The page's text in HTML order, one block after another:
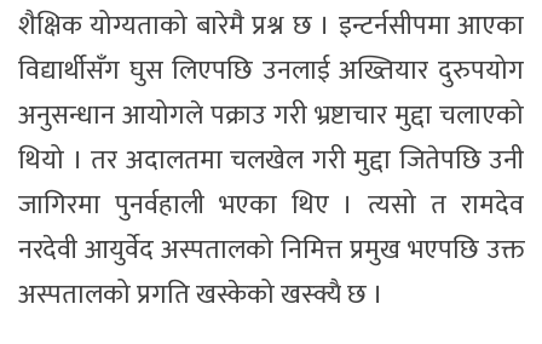
शैक्षिक योग्यताको बारेमै प्रश्न छ । इन्टर्नसीपमा आएका
विद्यार्थीसँग घुस लिएपछि उनलाई अख्तियार दुरुपयोग
अनुसन्धान आयोगले पक्राउ गरी भ्रष्टाचार मुद्दा चलाएको
थियो । तर अदालतमा चलखेल गरी मुद्दा जितेपछि उनी
जागिरमा पुनर्वहाली भएका थिए । त्यसो त रामदेव
नरदेवी आयुर्वेद अस्पतालको निमित्त प्रमुख भएपछि उक्त
अस्पतालको प्रगति खस्केको खस्क्यै छ ।